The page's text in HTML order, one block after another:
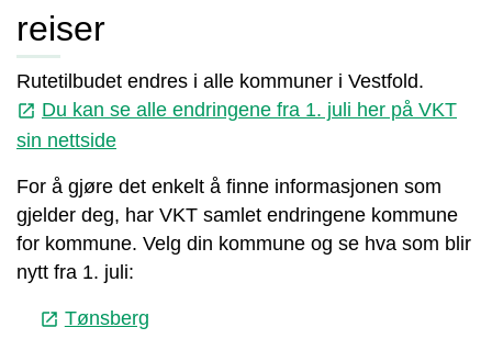
reiser
Rutetilbudet endres i alle kommuner i Vestfold.
launch Du kan se alle endringene fra 1. juli her på VKT
sin nettside
For å gjøre det enkelt å finne informasjonen som
gjelder deg, har VKT samlet endringene kommune
for kommune. Velg din kommune og se hva som blir
nytt fra 1. juli:
launch Tønsberg